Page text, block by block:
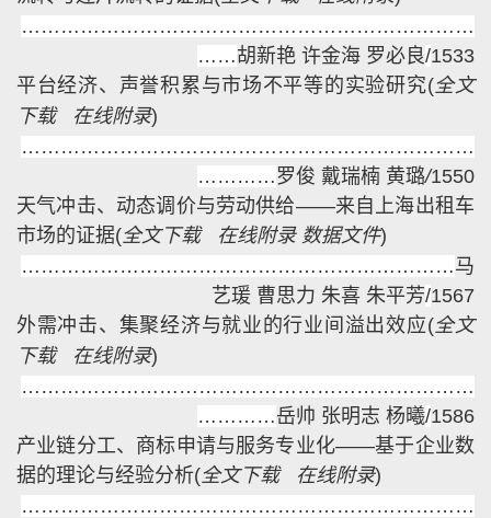
……………………………………………………………
……胡新艳 许金海 罗必良/1533
平台经济、声誉积累与市场不平等的实验研究(全文
下载
在线附录)
……………………………………………………………
…………罗俊 戴瑞楠 黄璐/1550
天气冲击、动态调价与劳动供给——来自上海出租车
市场的证据(全文下载 在线附录 数据文件)
…………………………………………………………马
艺瑗 曹思力 朱喜 朱平芳/1567
外需冲击、集聚经济与就业的行业间溢出效应(全文
下载
在线附录)
……………………………………………………………
…………岳帅 张明志 杨曦/1586
产业链分工、商标申请与服务专业化——基于企业数
据的理论与经验分析(全文下载 在线附录)
……………………………………………………………